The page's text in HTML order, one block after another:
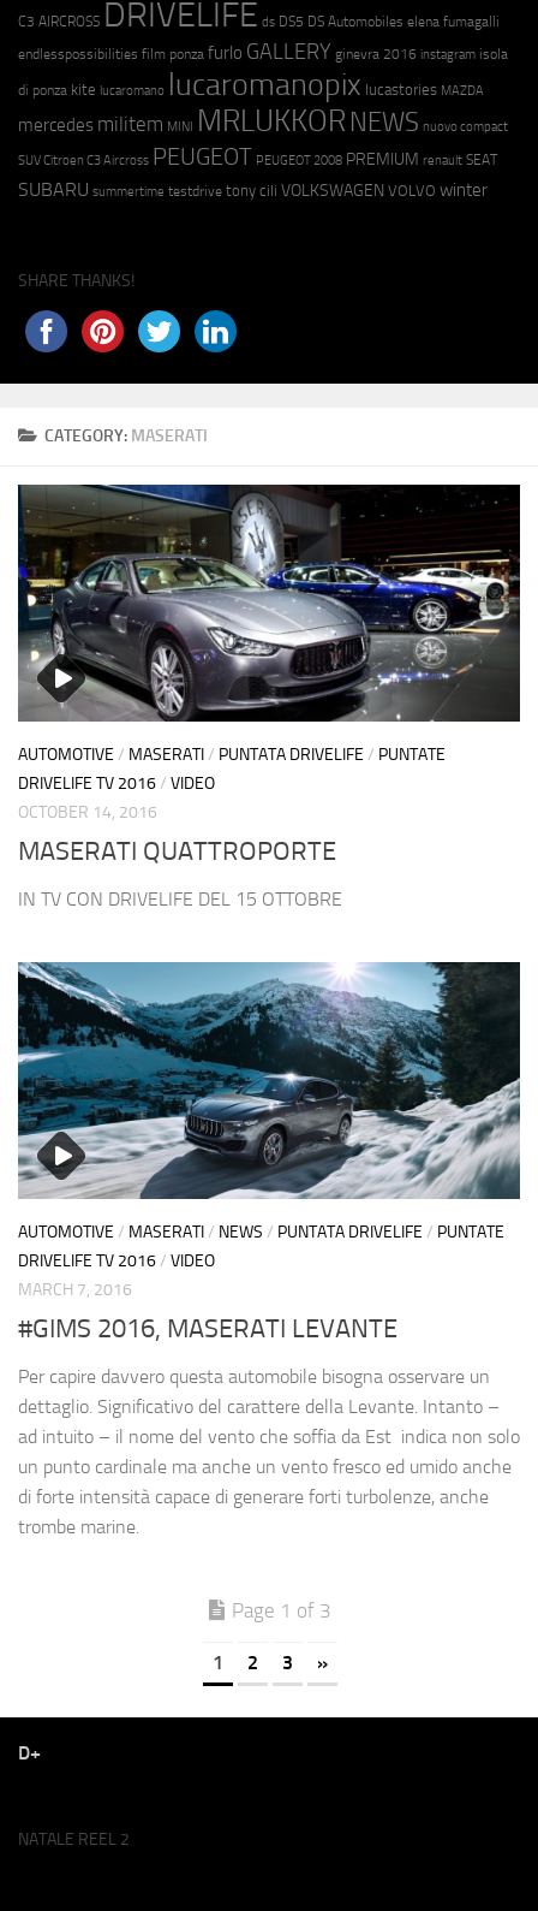
CATEGORY: MASERATI
AUTOMOTIVE / MASERATI/ PUNTATA DRIVELIFE / PUNTATE
DRIVELIFE TV 2016/ VIDEO
OCTOBER 14, 2016
MASERATI QUATTROPORTE
IN TV CON DRIVELIFE DEL 15 OTTOBRE
AUTOMOTIVE / MASERATI/ NEWS / PUNTATA DRIVELIFE / PUNTATE
DRIVELIFE TV 2016/ VIDEO
MARCH 7, 2016
#GIMS 2016, MASERATI LEVANTE
Per capire davvero questa automobile bisogna osservare un
dettaglio. Significativo del carattere della Levante. Intanto –
ad intuito – il nome del vento che soffia da Est indica non solo
un punto cardinale ma anche un vento fresco ed umido anche
di forte intensità capace di generare forti turbolenze, anche
trombe marine.
Page 1 of 3
1 2 3 »
C3 AIRCROSS DRIVELIFE ds DS5 DS Automobiles elena fumagalli
endlesspossibilities film ponza furlo GALLERY ginevra 2016 instagram isola
di ponza kite lucaromano lucaromanopix lucastories MAZDA
mercedes militem MINI MRLUKKOR NEWS nuovo compact
SUV Citroen C3 Aircross PEUGEOT PEUGEOT 2008 PREMIUM renault SEAT
SUBARU summertime testdrive tony cili VOLKSWAGEN VOLVO winter
SHARE THANKS!
D+
NATALE REEL 2